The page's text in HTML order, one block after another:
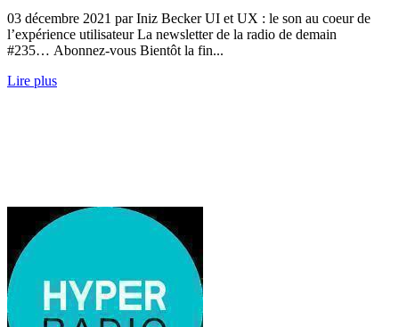
03 décembre 2021 par Iniz Becker UI et UX : le son au coeur de
l’expérience utilisateur La newsletter de la radio de demain
#235… Abonnez-vous Bientôt la fin...
Lire plus